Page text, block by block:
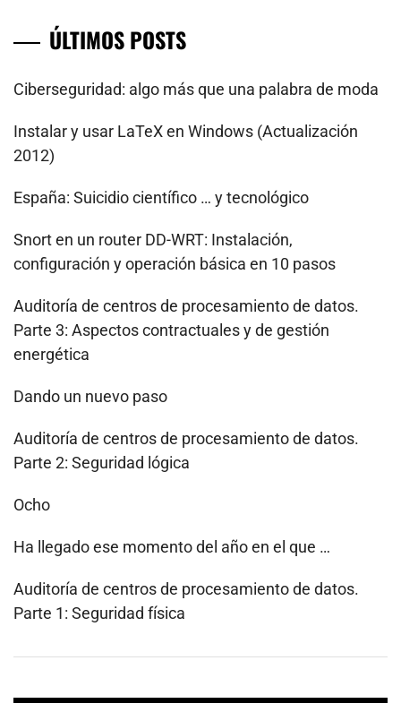
ÚLTIMOS POSTS
Ciberseguridad: algo más que una palabra de moda
Instalar y usar LaTeX en Windows (Actualización
2012)
España: Suicidio científico … y tecnológico
Snort en un router DD-WRT: Instalación,
configuración y operación básica en 10 pasos
Auditoría de centros de procesamiento de datos.
Parte 3: Aspectos contractuales y de gestión
energética
Dando un nuevo paso
Auditoría de centros de procesamiento de datos.
Parte 2: Seguridad lógica
Ocho
Ha llegado ese momento del año en el que …
Auditoría de centros de procesamiento de datos.
Parte 1: Seguridad física